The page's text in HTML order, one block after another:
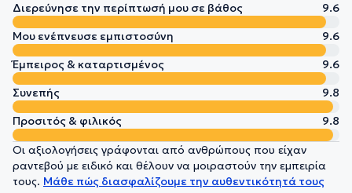
Διερεύνησε την περίπτωσή μου σε βάθος
9.6
Μου ενέπνευσε εμπιστοσύνη
9.6
Έμπειρος & καταρτισμένος
9.6
Συνεπής
9.8
Προσιτός & φιλικός
9.8
Οι αξιολογήσεις γράφονται από ανθρώπους που είχαν
ραντεβού με ειδικό και θέλουν να μοιραστούν την εμπειρία
τους. Μάθε πώς διασφαλίζουμε την αυθεντικότητά τους